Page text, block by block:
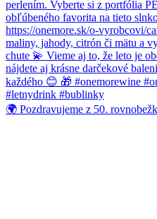
🌍 Pozdravujeme z 50.